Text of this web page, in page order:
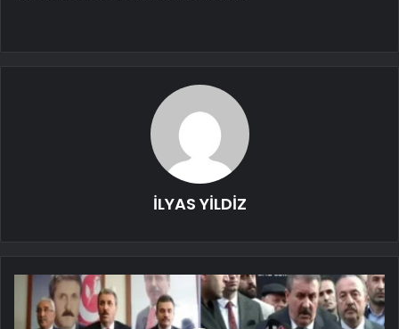
İLYAS YİLDİZ